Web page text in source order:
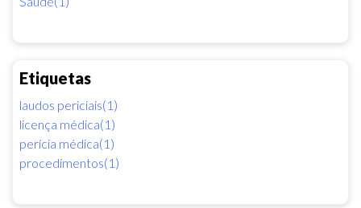
Etiquetas
laudos periciais(1)
licença médica(1)
perícia médica(1)
procedimentos(1)